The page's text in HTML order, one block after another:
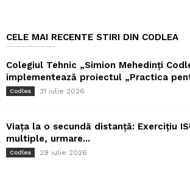
CELE MAI RECENTE STIRI DIN CODLEA
Colegiul Tehnic „Simion Mehedinți
implementează proiectul „Practica
Codlea 31 iulie 2026
Viața la o secundă distanță: Exercițiu
multiple, urmare...
Codlea 29 iulie 2026